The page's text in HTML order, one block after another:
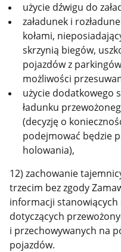
użycie dźwigu do
załadunek i
kołami,
skrzynią biegów,
pojazdów z
możliwości
użycie dodatkowego
ładunku
(decyzję o
podejmować będzie
holowania),
12) zachowanie
trzecim bez zgody
informacji stanowiących
dotyczących
i przechowywanych na
pojazdów.